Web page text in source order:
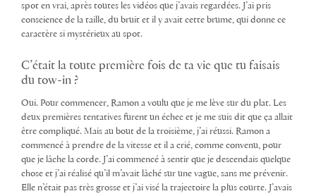
spot en vrai, après toutes les vidéos que j’avais regardées. J’ai pris
conscience de la taille, du bruit et il y avait cette brume, qui donne ce
caractère si mystérieux au spot.
C’était la toute première fois de ta vie que tu faisais
du tow-in ?
Oui. Pour commencer, Ramon a voulu que je me lève sur du plat. Les
deux premières tentatives furent un échec et je me suis dit que ça allait
être compliqué. Mais au bout de la troisième, j’ai réussi. Ramon a
commencé à prendre de la vitesse et il a crié, comme convenu, pour
que je lâche la corde. J’ai commencé à sentir que je descendais quelque
chose et j’ai réalisé qu’il m’avait lâché sur une vague, sans me prévenir.
Elle n’était pas très grosse et j’ai visé la trajectoire la plus courte. J’avais